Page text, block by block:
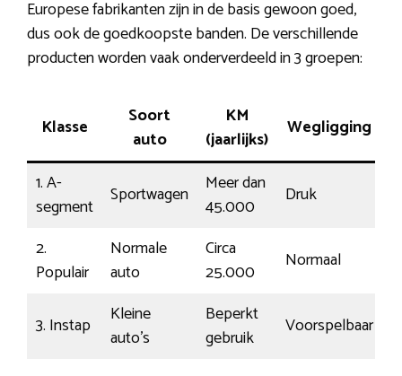
Europese fabrikanten zijn in de basis gewoon goed,
dus ook de goedkoopste banden. De verschillende
producten worden vaak onderverdeeld in 3 groepen:
Klasse
Soort
auto
KM
(jaarlijks)
Wegligging
1. A-
segment
Sportwagen
Meer dan
45.000
Druk
2.
Populair
Normale
auto
Circa
25.000
Normaal
3. Instap
Kleine
auto’s
Beperkt
gebruik
Voorspelbaar